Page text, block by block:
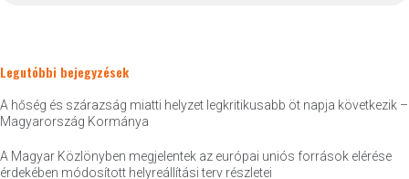
Legutóbbi bejegyzések
A hőség és szárazság miatti helyzet legkritikusabb öt napja következik –
Magyarország Kormánya
A Magyar Közlönyben megjelentek az európai uniós források elérése
érdekében módosított helyreállítási terv részletei